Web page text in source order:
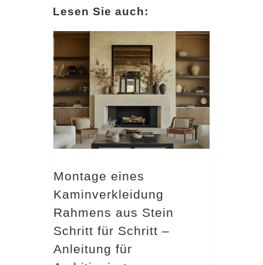
Lesen Sie auch:
Montage eines
Kaminverkleidung
Rahmens aus Stein
Schritt für Schritt –
Anleitung für